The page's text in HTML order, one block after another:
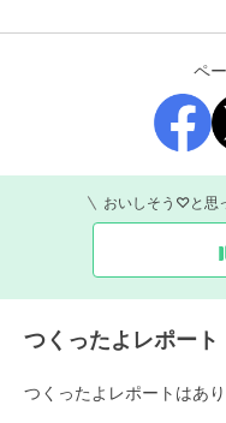
ペ
おいしそう♡と思
つくったよレポート
つくったよレポートはあ